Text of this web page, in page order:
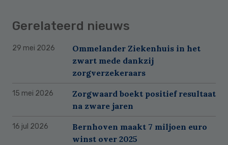
Gerelateerd nieuws
29 mei 2026
Ommelander Ziekenhuis in het
zwart mede dankzij
zorgverzekeraars
15 mei 2026
Zorgwaard boekt positief resultaat
na zware jaren
16 jul 2026
Bernhoven maakt 7 miljoen euro
winst over 2025